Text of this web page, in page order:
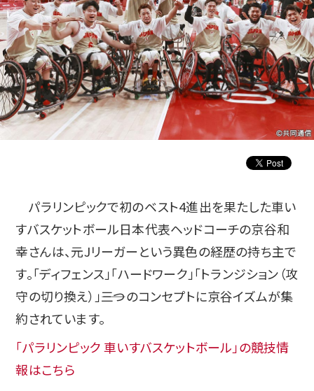
パラリンピックで初のベスト4進出を果たした車い
すバスケットボール日本代表ヘッドコーチの京谷和
幸さんは、元Jリーガーという異色の経歴の持ち主で
す。「ディフェンス」「ハードワーク」「トランジション（攻
守の切り換え）」――三つのコンセプトに京谷イズムが集
約されています。
「パラリンピック 車いすバスケットボール」の競技情
報はこちら